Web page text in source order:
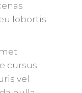
lobortis
cursus
vel